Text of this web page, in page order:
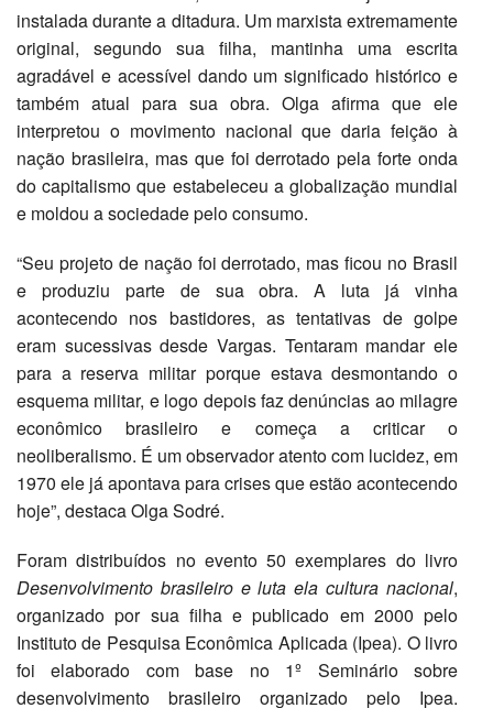
instalada durante a ditadura. Um marxista extremamente
original, segundo sua filha, mantinha uma escrita
agradável e acessível dando um significado histórico e
também atual para sua obra. Olga afirma que ele
interpretou o movimento nacional que daria feição à
nação brasileira, mas que foi derrotado pela forte onda
do capitalismo que estabeleceu a globalização mundial
e moldou a sociedade pelo consumo.
“Seu projeto de nação foi derrotado, mas ficou no Brasil
e produziu parte de sua obra. A luta já vinha
acontecendo nos bastidores, as tentativas de golpe
eram sucessivas desde Vargas. Tentaram mandar ele
para a reserva militar porque estava desmontando o
esquema militar, e logo depois faz denúncias ao milagre
econômico brasileiro e começa a criticar o
neoliberalismo. É um observador atento com lucidez, em
1970 ele já apontava para crises que estão acontecendo
hoje”, destaca Olga Sodré.
Foram distribuídos no evento 50 exemplares do livro
Desenvolvimento brasileiro e luta ela cultura nacional,
organizado por sua filha e publicado em 2000 pelo
Instituto de Pesquisa Econômica Aplicada (Ipea). O livro
foi elaborado com base no 1º Seminário sobre
desenvolvimento brasileiro organizado pelo Ipea.